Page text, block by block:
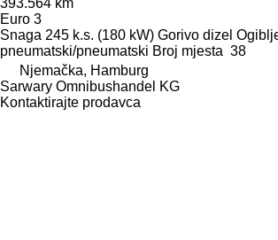
393.564 km
Euro 3
Snaga 245 k.s. (180 kW) Gorivo dizel
pneumatski/pneumatski Broj mjesta 38
Njemačka, Hamburg
Sarwary Omnibushandel KG
Kontaktirajte prodavca